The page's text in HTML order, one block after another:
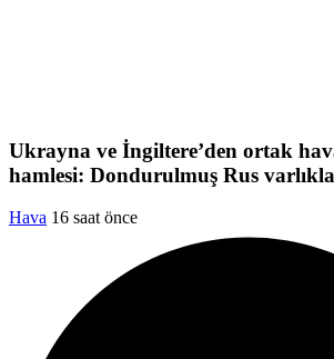
Ukrayna ve İngiltere’den ortak
hamlesi: Dondurulmuş Rus
Hava 16 saat önce